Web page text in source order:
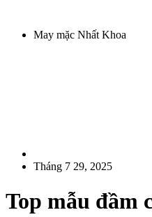
May mặc Nhất Khoa
Tháng 7 29, 2025
Top mẫu đầm